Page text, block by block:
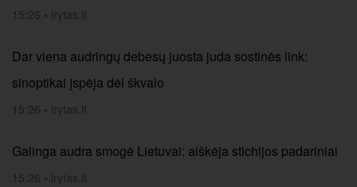
15:26 • lrytas.lt
Dar viena audringų debesų juosta juda sostinės link:
sinoptikai įspėja dėl škvalo
15:26 • lrytas.lt
Galinga audra smogė Lietuvai: aiškėja stichijos padariniai
15:26 • lrytas.lt